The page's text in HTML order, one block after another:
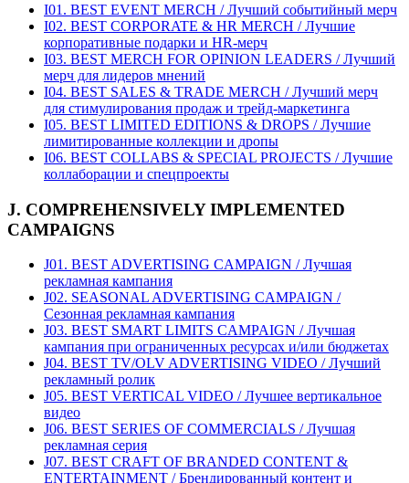
I01. BEST EVENT MERCH / Лучший событийный мерч
I02. BEST CORPORATE & HR MERCH / Лучшие
корпоративные подарки и HR-мерч
I03. BEST MERCH FOR OPINION LEADERS / Лучший
мерч для лидеров мнений
I04. BEST SALES & TRADE MERCH / Лучший мерч
для стимулирования продаж и трейд-маркетинга
I05. BEST LIMITED EDITIONS & DROPS / Лучшие
лимитированные коллекции и дропы
I06. BEST COLLABS & SPECIAL PROJECTS / Лучшие
коллаборации и спецпроекты
J. COMPREHENSIVELY IMPLEMENTED
CAMPAIGNS
J01. BEST ADVERTISING CAMPAIGN / Лучшая
рекламная кампания
J02. SEASONAL ADVERTISING CAMPAIGN /
Сезонная рекламная кампания
J03. BEST SMART LIMITS CAMPAIGN / Лучшая
кампания при ограниченных ресурсах и/или бюджетах
J04. BEST TV/OLV ADVERTISING VIDEO / Лучший
рекламный ролик
J05. BEST VERTICAL VIDEO / Лучшее вертикальное
видео
J06. BEST SERIES OF COMMERCIALS / Лучшая
рекламная серия
J07. BEST CRAFT OF BRANDED CONTENT &
ENTERTAINMENT / Брендированный контент и